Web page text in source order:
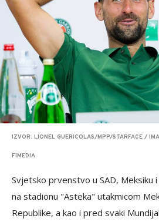
IZVOR: LIONEL GUERICOLAS/MPP/STARFACE /
FIMEDIA
Svjetsko prvenstvo u SAD, Meksiku
na stadionu "Asteka" utakmicom
Republike, a kao i pred svaki